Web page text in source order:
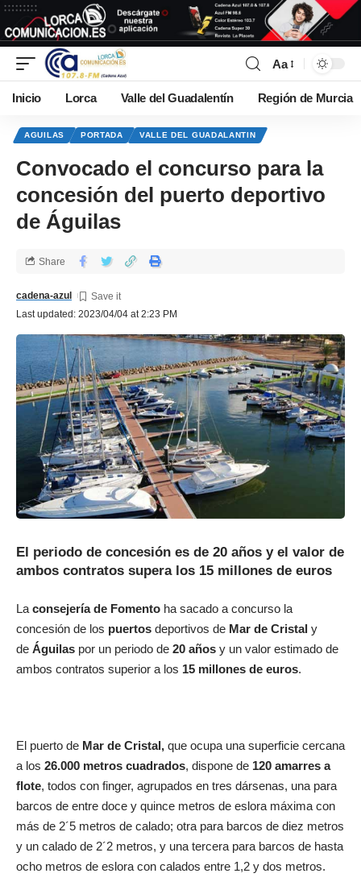
Aa
Inicio Lorca Valle del Guadalentín Región de Murcia
AGUILAS PORTADA VALLE DEL GUADALANTIN
Convocado el concurso para la
concesión del puerto deportivo
de Águilas
Last updated: 2023/04/04 at 2:23 PM
cadena-azul
Share
El periodo de concesión es de 20 años y el valor de
ambos contratos supera los 15 millones de euros
La consejería de Fomento ha sacado a concurso la
concesión de los puertos deportivos de Mar de Cristal y
de Águilas por un periodo de 20 años y un valor estimado de
ambos contratos superior a los 15 millones de euros.
El puerto de Mar de Cristal, que ocupa una superficie cercana
a los 26.000 metros cuadrados, dispone de 120 amarres a
flote, todos con finger, agrupados en tres dársenas, una para
barcos de entre doce y quince metros de eslora máxima con
más de 2´5 metros de calado; otra para barcos de diez metros
y un calado de 2´2 metros, y una tercera para barcos de hasta
ocho metros de eslora con calados entre 1,2 y dos metros.